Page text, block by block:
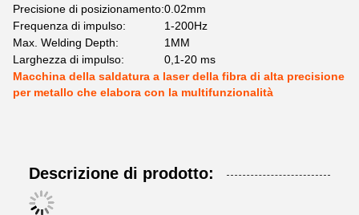
Precisione di posizionamento:0.02mm
Frequenza di impulso:
1-200Hz
Max. Welding Depth:
1MM
Larghezza di impulso:
0,1-20 ms
Macchina della saldatura a laser della fibra di alta precisione
per metallo che elabora con la multifunzionalità
Descrizione di prodotto: